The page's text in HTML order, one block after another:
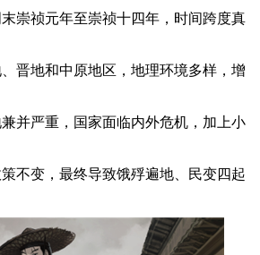
崇祯元年至崇祯十四年，时间跨度真
晋地和中原地区，地理环境多样，增
并严重，国家面临内外危机，加上小
不变，最终导致饿殍遍地、民变四起